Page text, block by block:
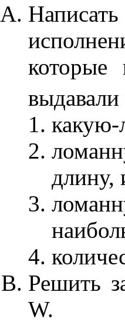
какую-
длину,
Решить
W.